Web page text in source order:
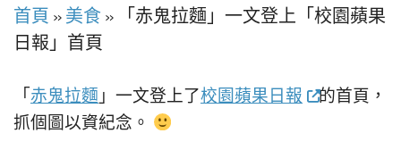
首頁 » 美食 »
「赤鬼拉麵」一文登上「校園蘋果
日報」首頁
「 赤鬼拉麵 」一文登上了校園蘋果日報
的首頁，
抓個圖以資紀念。